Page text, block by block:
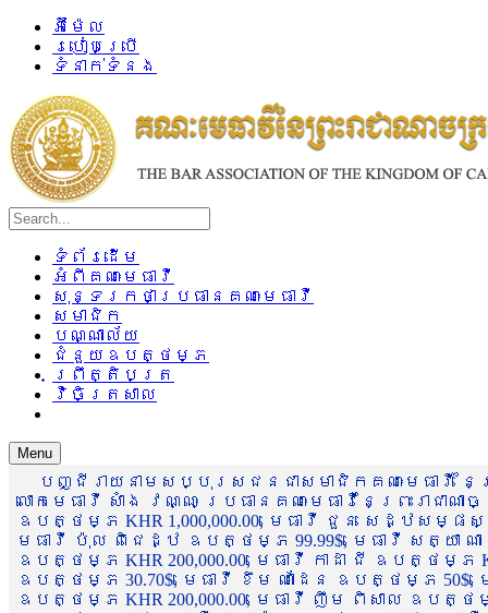
អ៊ីម៉ែល
របៀបប្រើ
ទំនាក់ទំនង
ទំព័រដើម
អំពីគណៈមេធាវី
សុន្ទរកថាប្រធានគណៈមេធាវី
សមាជិក
បណ្ណាល័យ
ជំនួយឧបត្ថម្ភ
ព្រឹត្តិបត្រ
វិចិត្រសាល
Menu
បញ្ជីរាយនាមសប្បុរសជនជាសមាជិកគណៈមេធាវី
លោកមេធាវី សាំង វណ្ណៈ ប្រធានគណៈមេធាវីនៃព្រះរា
ឧបត្ថម្ភ KHR 1,000,000.00, មេធាវី ជួន សេដ្ឋស
មេធាវី ប៉ុល ពិជេដ្ឋ ឧបត្ថម្ភ 99.99$, មេធាវី សត្យា ណ
ឧបត្ថម្ភ KHR 200,000.00, មេធាវី កាដា ជី ឧបត្ថម្ភ
ឧបត្ថម្ភ 30.70$, មេធាវី ខឹម ណាដែន ឧបត្ថម្ភ 50$,
ឧបត្ថម្ភ KHR 200,000.00, មេធាវី ញឹម ពិសាល ឧបត្ថ